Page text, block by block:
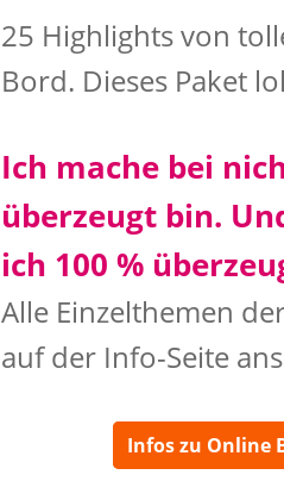
25 Highlights von
Bord. Dieses Paket
Ich mache bei
überzeugt bin.
ich 100 %
Alle Einzelthemen
auf der Info-Seite
Infos zu Online